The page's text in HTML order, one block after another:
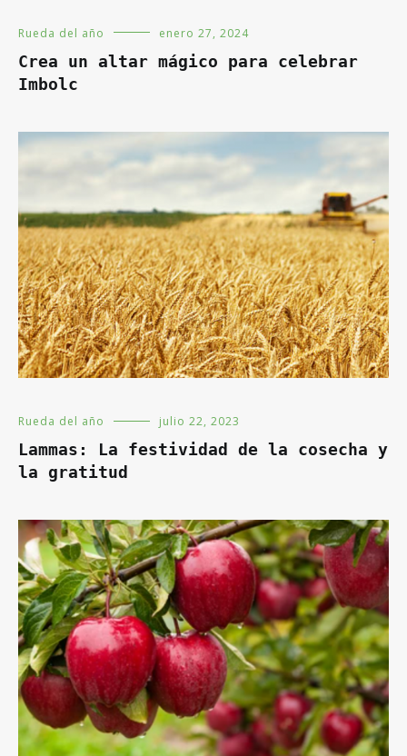
Rueda del año enero 27, 2024
Crea un altar mágico para celebrar
Imbolc
Rueda del año julio 22, 2023
Lammas: La festividad de la cosecha y
la gratitud